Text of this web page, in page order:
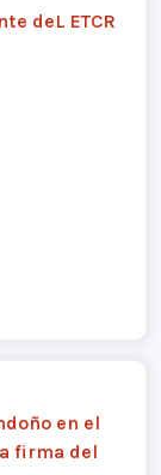
deL ETCR
en el
firma del